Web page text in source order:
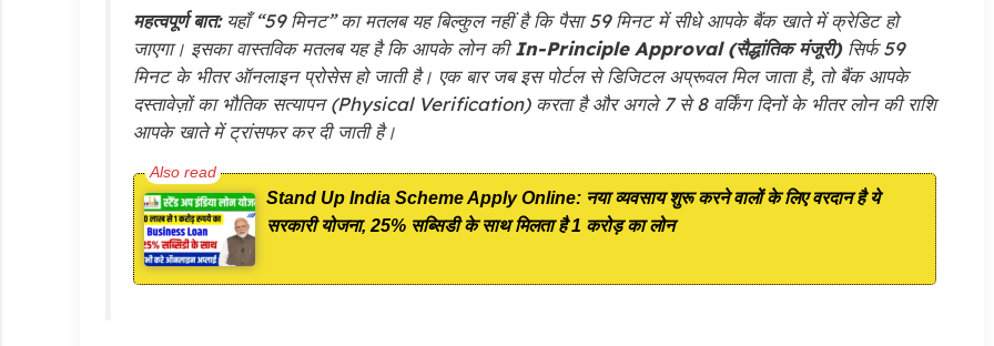
महत्वपूर्ण बात:यहाँ “59 मिनट” का मतलब यह बिल्कुल नहीं है कि पैसा 59 मिनट में सीधे आपके बैंक खाते में क्रेडिट हो
जाएगा। इसका वास्तविक मतलब यह है कि आपके लोन कीIn-Principle Approval (सैद्धांतिक मंजूरी)सिर्फ 59
मिनट के भीतर ऑनलाइन प्रोसेस हो जाती है। एक बार जब इस पोर्टल से डिजिटल अप्रूवल मिल जाता है, तो बैंक आपके
दस्तावेज़ों का भौतिक सत्यापन (Physical Verification) करता है और अगले 7 से 8 वर्किंग दिनों के भीतर लोन की राशि
आपके खाते में ट्रांसफर कर दी जाती है।
Stand Up India Scheme Apply Online: नया व्यवसाय शुरू करने वालों के लिए वरदान है ये
सरकारी योजना, 25% सब्सिडी के साथ मिलता है 1 करोड़ का लोन